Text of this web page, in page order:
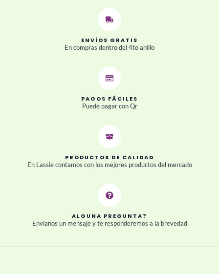
ENVÍOS GRATIS
En compras dentro del 4to anillo
PAGOS FÁCILES
Puede pagar con Qr
PRODUCTOS DE CALIDAD
En Lassie contamos con los mejores productos del mercado
ALGUNA PREGUNTA?
Envíanos un mensaje y te responderemos a la brevedad